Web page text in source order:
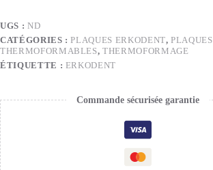
UGS : ND
CATÉGORIES :PLAQUES ERKODENT,PLAQUES
THERMOFORMABLES,THERMOFORMAGE
ÉTIQUETTE : ERKODENT
Commande sécurisée garantie